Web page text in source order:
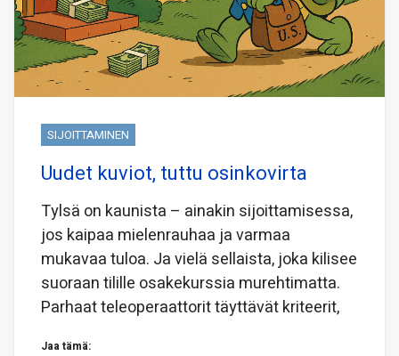
SIJOITTAMINEN
Uudet kuviot, tuttu osinkovirta
Tylsä on kaunista – ainakin sijoittamisessa,
jos kaipaa mielenrauhaa ja varmaa
mukavaa tuloa. Ja vielä sellaista, joka kilisee
suoraan tilille osakekurssia murehtimatta.
Parhaat teleoperaattorit täyttävät kriteerit,
Jaa tämä: